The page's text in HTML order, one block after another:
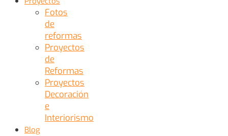
Fotos
de
reformas
Proyectos
de
Reformas
Proyectos
Decoración
e
Interiorismo
Blog